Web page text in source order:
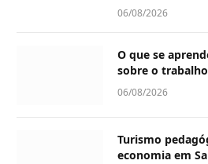
06/08/2026
O que se
sobre o trabalho
06/08/2026
Turismo
economia em